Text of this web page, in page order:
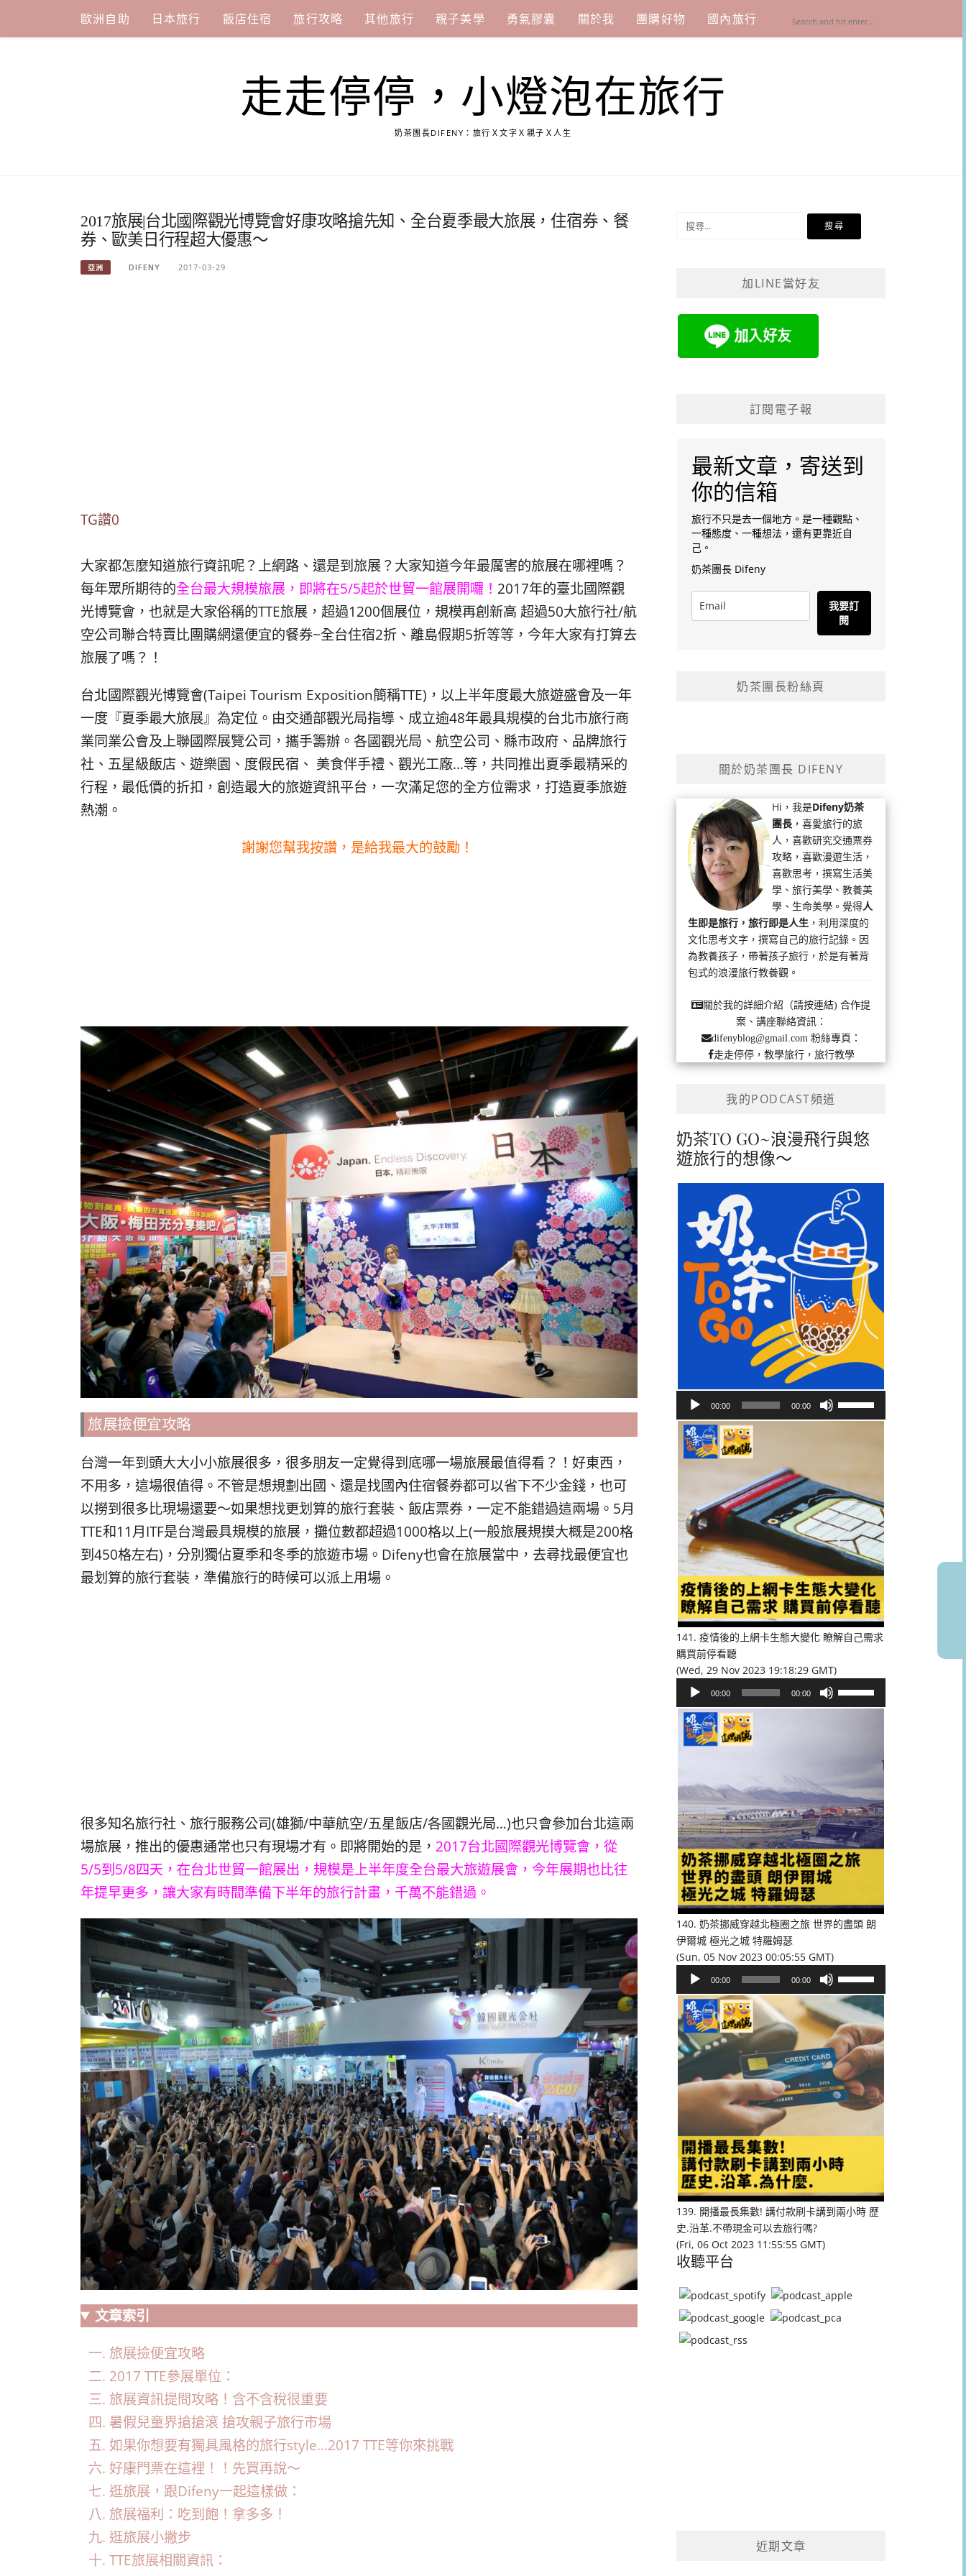
content
歐洲自助 日本旅行 飯店住宿 旅行攻略 其他旅行 親子美學 勇氣膠囊 關於我 團購好物 國內旅行
走走停停，小燈泡在旅行
奶茶團長DIFENY：旅行Ｘ文字Ｘ親子Ｘ人生
2017旅展|台北國際觀光博覽會好康攻略搶先知、全台夏季最大旅展，住宿券、餐
券、歐美日行程超大優惠～
亞洲 DIFENY 2017-03-29
TG讚0
大家都怎麼知道旅行資訊呢？上網路、還是到旅展？大家知道今年最厲害的旅展在哪裡嗎？
每年眾所期待的全台最大規模旅展，即將在5/5起於世貿一館展開囉！ 2017年的臺北國際觀
光博覽會，也就是大家俗稱的TTE旅展，超過1200個展位，規模再創新高 超過50大旅行社/航
空公司聯合特賣比團購網還便宜的餐券~全台住宿2折、離島假期5折等等，今年大家有打算去
旅展了嗎？！
台北國際觀光博覽會(Taipei Tourism Exposition簡稱TTE)，以上半年度最大旅遊盛會及一年
一度『夏季最大旅展』為定位。由交通部觀光局指導、成立逾48年最具規模的台北市旅行商
業同業公會及上聯國際展覽公司，攜手籌辦。 各國觀光局、航空公司、縣市政府、品牌旅行
社、五星級飯店、遊樂園、度假民宿、 美食伴手禮、觀光工廠…等，共同推出夏季最精采的
行程，最低價的折扣，創造最大的旅遊資訊平台，一次滿足您的全方位需求，打造夏季旅遊
熱潮。
謝謝您幫我按讚，是給我最大的鼓勵！
旅展撿便宜攻略
台灣一年到頭大大小小旅展很多，很多朋友一定覺得到底哪一場旅展最值得看？！好東西，
不用多，這場很值得。不管是想規劃出國、還是找國內住宿餐券都可以省下不少金錢，也可
以撈到很多比現場還要～如果想找更划算的旅行套裝、飯店票券，一定不能錯過這兩場。5月
TTE和11月ITF是台灣最具規模的旅展，攤位數都超過1000格以上(一般旅展規摸大概是200格
到450格左右)，分別獨佔夏季和冬季的旅遊市場。Difeny也會在旅展當中，去尋找最便宜也
最划算的旅行套裝，準備旅行的時候可以派上用場。
很多知名旅行社、旅行服務公司(雄獅/中華航空/五星飯店/各國觀光局…)也只會參加台北這兩
場旅展，推出的優惠通常也只有現場才有。即將開始的是， 2017台北國際觀光博覽會，從
5/5到5/8四天，在台北世貿一館展出，規模是上半年度全台最大旅遊展會，今年展期也比往
年提早更多，讓大家有時間準備下半年的旅行計畫，千萬不能錯過。
文章索引
旅展撿便宜攻略
2017 TTE參展單位：
旅展資訊提問攻略！含不含稅很重要
暑假兒童界搶搶滾 搶攻親子旅行市場
如果你想要有獨具風格的旅行style…2017 TTE等你來挑戰
好康門票在這裡！！先買再說～
逛旅展，跟Difeny一起這樣做：
旅展福利：吃到飽！拿多多！
逛旅展小撇步
TTE旅展相關資訊：
加LINE當好友
訂閱電子報
最新文章，寄送到
你的信箱
旅行不只是去一個地方。是一種觀點、
一種態度、一種想法，還有更靠近自
己。
奶茶團長 Difeny
我要訂
閱
奶茶團長粉絲頁
關於奶茶團長 DIFENY
Hi，我是Difeny奶茶
團長 ，喜愛旅行的旅
人，喜歡研究交通票券
攻略，喜歡漫遊生活，
喜歡思考，撰寫生活美
學、旅行美學、教養美
學、生命美學。覺得人
生即是旅行，旅行即是人生 ，利用深度的
文化思考文字，撰寫自己的旅行記錄。因
為教養孩子，帶著孩子旅行，於是有著背
包式的浪漫旅行教養觀。
關於我的詳細介紹（請按連結) 合作提
案、講座聯絡資訊：
difenyblog@gmail.com粉絲專頁：
走走停停，教學旅行，旅行教學
我的PODCAST頻道
奶茶TO GO~浪漫飛行與悠
遊旅行的想像～
播
放
00:00 00:00
鍵
以
提
高
或
降
低
音
量。
141. 疫情後的上網卡生態大變化 瞭解自己需求
購買前停看聽
(Wed, 29 Nov 2023 19:18:29 GMT)
播
放
00:00 00:00
以
提
高
或
降
量。
140. 奶茶挪威穿越北極圈之旅 世界的盡頭 朗
伊爾城 極光之城 特羅姆瑟
(Sun, 05 Nov 2023 00:05:55 GMT)
播
放
器
00:00 00:00
向
上/
向
下
鍵
以
提
或
降
低
量。
139. 開播最長集數! 講付款刷卡講到兩小時 歷
史.沿革.不帶現金可以去旅行嗎?
(Fri, 06 Oct 2023 11:55:55 GMT)
收聽平台
近期文章